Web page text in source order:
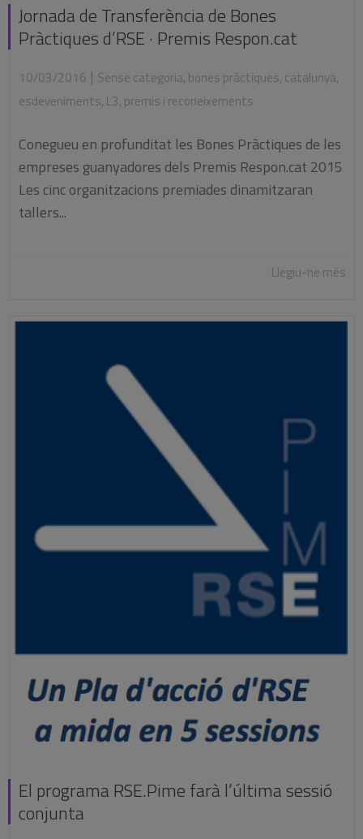
Jornada de Transferència de Bones
Pràctiques d’RSE · Premis Respon.cat
10/03/2016 | Sense categoria, bones pràctiques, catalunya,
esdeveniments, L3, premis i reconeixements
Conegueu en profunditat les Bones Pràctiques de les
empreses guanyadores dels Premis Respon.cat 2015
Les cinc organitzacions premiades dinamitzaran
tallers...
Llegiu-ne més
El programa RSE.Pime farà l’última sessió
conjunta